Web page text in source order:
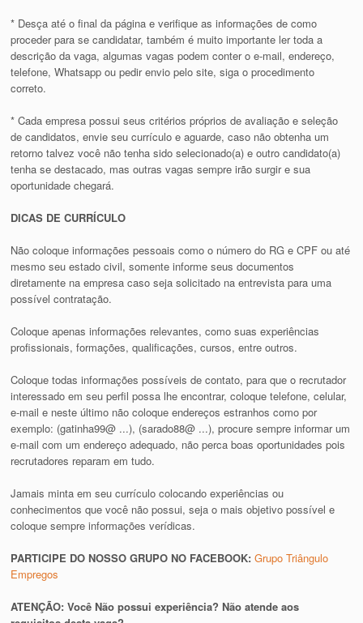
* Desça até o final da página e verifique as informações de como
proceder para se candidatar, também é muito importante ler toda a
descrição da vaga, algumas vagas podem conter o e-mail, endereço,
telefone, Whatsapp ou pedir envio pelo site, siga o procedimento
correto.
* Cada empresa possui seus critérios próprios de avaliação e seleção
de candidatos, envie seu currículo e aguarde, caso não obtenha um
retorno talvez você não tenha sido selecionado(a) e outro candidato(a)
tenha se destacado, mas outras vagas sempre irão surgir e sua
oportunidade chegará.
DICAS DE CURRÍCULO
Não coloque informações pessoais como o número do RG e CPF ou até
mesmo seu estado civil, somente informe seus documentos
diretamente na empresa caso seja solicitado na entrevista para uma
possível contratação.
Coloque apenas informações relevantes, como suas experiências
profissionais, formações, qualificações, cursos, entre outros.
Coloque todas informações possíveis de contato, para que o recrutador
interessado em seu perfil possa lhe encontrar, coloque telefone, celular,
e-mail e neste último não coloque endereços estranhos como por
exemplo: (gatinha99@ ...), (sarado88@ ...), procure sempre informar um
e-mail com um endereço adequado, não perca boas oportunidades pois
recrutadores reparam em tudo.
Jamais minta em seu currículo colocando experiências ou
conhecimentos que você não possui, seja o mais objetivo possível e
coloque sempre informações verídicas.
PARTICIPE DO NOSSO GRUPO NO FACEBOOK:Grupo Triângulo
Empregos
ATENÇÃO: Você Não possui experiência? Não atende aos